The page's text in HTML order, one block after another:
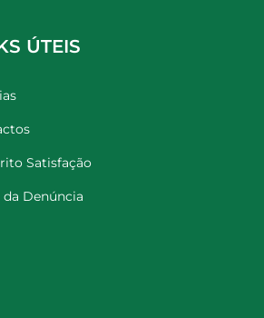
ÚTEIS
Satisfação
da Denúncia